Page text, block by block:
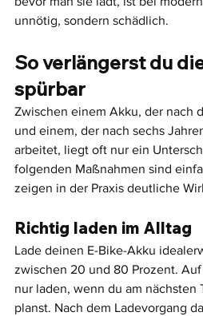
unnötig, sondern schädlich.
So verlängerst du
spürbar
Zwischen einem Akku, der nach
und einem, der nach sechs
arbeitet, liegt oft nur ein
folgenden Maßnahmen sind
zeigen in der Praxis deutliche
Richtig laden im Alltag
Lade deinen E-Bike-Akku
zwischen 20 und 80 Prozent.
nur laden, wenn du am nächsten
planst. Nach dem Ladevorgang